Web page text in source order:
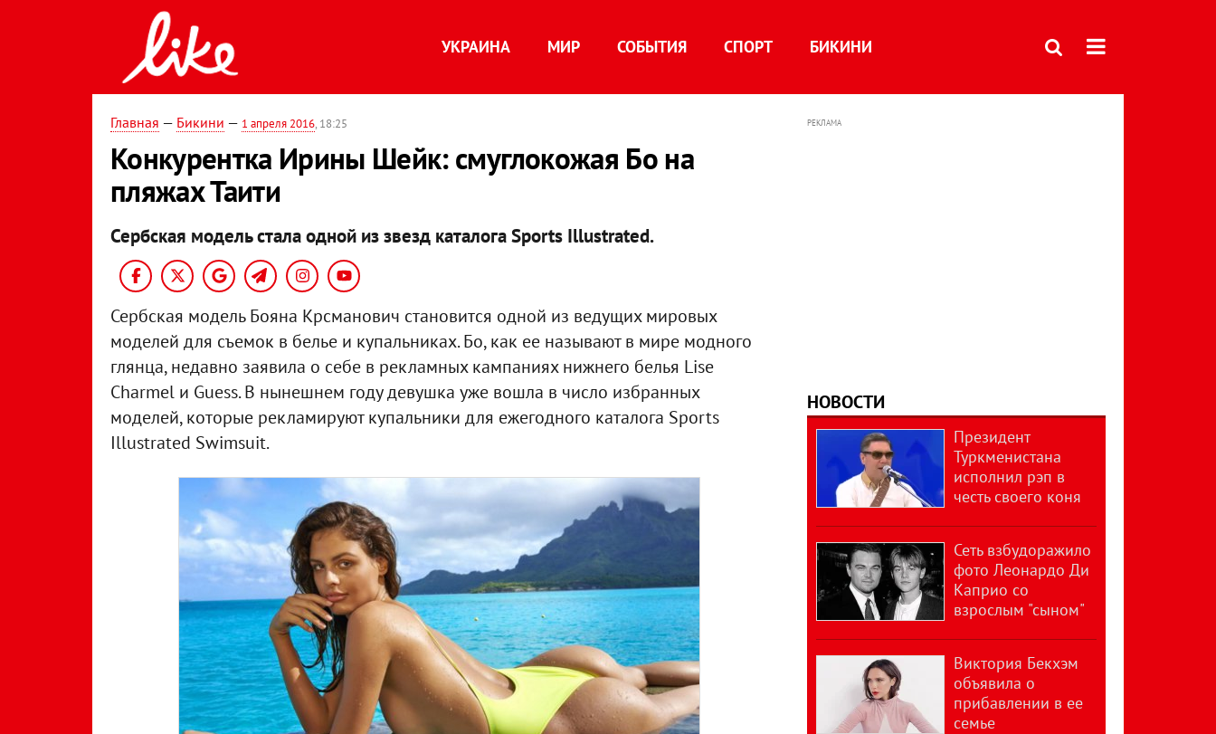
УКРАИНА МИР СОБЫТИЯ СПОРТ БИКИНИ
Главная — Бикини — 1 апреля 2016, 18:25
Конкурентка Ирины Шейк: смуглокожая Бо на
пляжах Таити
Сербская модель стала одной из звезд каталога Sports Illustrated.
Сербская модель Бояна Крсманович становится одной из ведущих мировых
моделей для съемок в белье и купальниках. Бо, как ее называют в мире модного
глянца, недавно заявила о себе в рекламных кампаниях нижнего белья Lise
Charmel и Guess. В нынешнем году девушка уже вошла в число избранных
моделей, которые рекламируют купальники для ежегодного каталога Sports
Illustrated Swimsuit.
РЕКЛАМА
НОВОСТИ
Президент
Туркменистана
исполнил рэп в
честь своего коня
Сеть взбудоражило
фото Леонардо Ди
Каприо со
взрослым "сыном"
Виктория Бекхэм
объявила о
прибавлении в ее
семье